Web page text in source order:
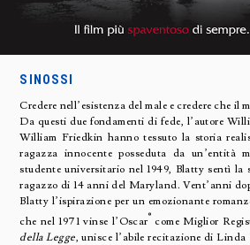
SINOSSI
Credere nell’esistenza del male e credere che il
Da questi due fondamenti di fede, l’autore
William Friedkin hanno tessuto la storia
ragazza innocente posseduta da un’entità
studente universitario nel 1949, Blatty sentì la
ragazzo di 14 anni del Maryland. Vent’anni
Blatty l’ispirazione per un emozionante
che nel 1971 vinse l’Oscar® come Miglior
della Legge, unisce l’abile recitazione di Linda